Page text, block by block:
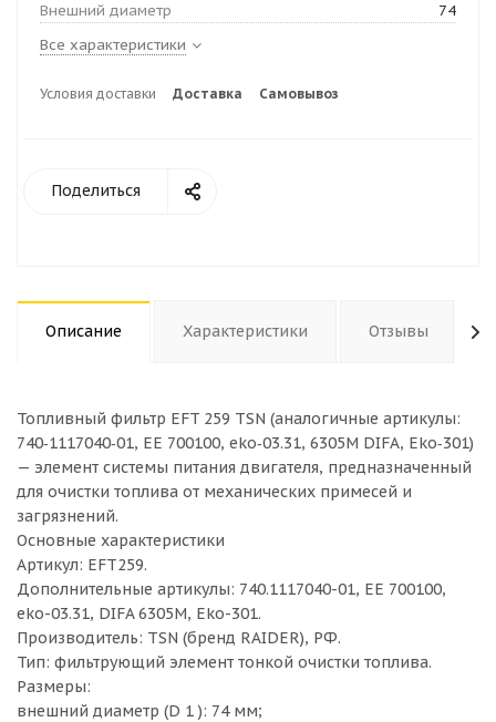
Внешний диаметр
74
Все характеристики
Условия доставки Доставка Самовывоз
Поделиться
Описание Характеристики Отзывы
Топливный фильтр EFT 259 TSN (аналогичные артикулы:
740‑1117040‑01, ЕЕ 700100, eko‑03.31, 6305M DIFA, Eko‑301)
— элемент системы питания двигателя, предназначенный
для очистки топлива от механических примесей и
загрязнений.
Основные характеристики
Артикул: EFT259.
Дополнительные артикулы: 740.1117040-01, ЕЕ 700100,
eko-03.31, DIFA 6305M, Eko-301.
Производитель: TSN (бренд RAIDER), РФ.
Тип: фильтрующий элемент тонкой очистки топлива.
Размеры:
внешний диаметр (D 1 ): 74 мм;